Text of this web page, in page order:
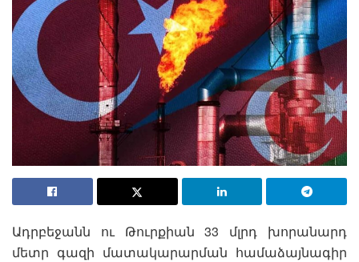
Ադրբեջանն ու Թուրքիան 33 մլրդ խորանարդ
մետր գազի մատակարարման համաձայնագիր